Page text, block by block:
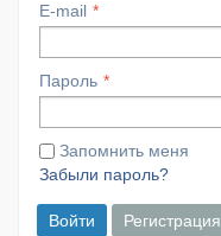
E-mail
Пароль
Запомнить меня
Забыли пароль?
Войти Регистрация